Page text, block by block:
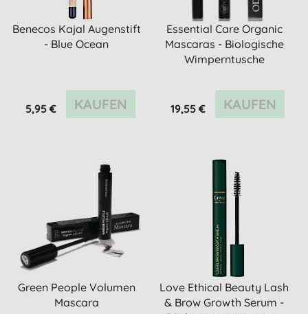
Benecos Kajal Augenstift
- Blue Ocean
5,95 € KAUFEN
Essential Care Organic
Mascaras - Biologische
Wimperntusche
19,55 € KAUFEN
Green People Volumen
Mascara
Love Ethical Beauty Lash
& Brow Growth Serum -